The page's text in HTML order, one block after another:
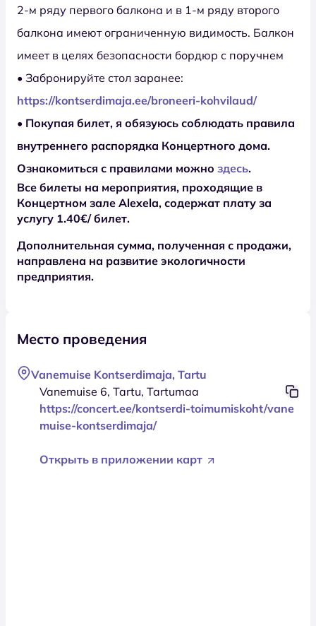
2-м ряду первого балкона и в 1-м ряду второго
балкона имеют ограниченную видимость. Балкон
имеет в целях безопасности бордюр с поручнем
• Забронируйте стол заранее:
https://kontserdimaja.ee/broneeri-kohvilaud/
• Покупая билет, я обязуюсь соблюдать правила
внутреннего распорядка Концертного дома.
Ознакомиться с правилами можно здесь.
Все билеты на мероприятия, проходящие в
Концертном зале Alexela, содержат плату за
услугу 1.40€/ билет.
Дополнительная сумма, полученная с продажи,
направлена на развитие экологичности
предприятия.
Место проведения
Vanemuise Kontserdimaja, Tartu
Vanemuise 6, Tartu, Tartumaa
https://concert.ee/kontserdi-toimumiskoht/vane
muise-kontserdimaja/
Открыть в приложении карт